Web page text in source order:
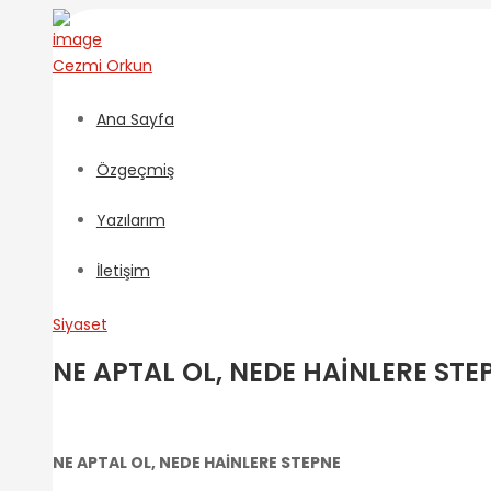
Cezmi Orkun
Ana Sayfa
Özgeçmiş
Yazılarım
İletişim
Siyaset
NE APTAL OL, NEDE HAİNLERE
NE APTAL OL, NEDE HAİNLERE STEPNE